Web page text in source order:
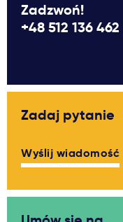
Dlaczego Kastu?
Zadzwoń!
+48 512 136 462
Zadaj pytanie
Wyślij wiadomość